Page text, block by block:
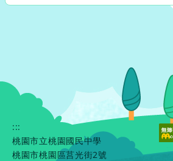
:::
桃園市立桃園國民中學
桃園市桃園區莒光街2號